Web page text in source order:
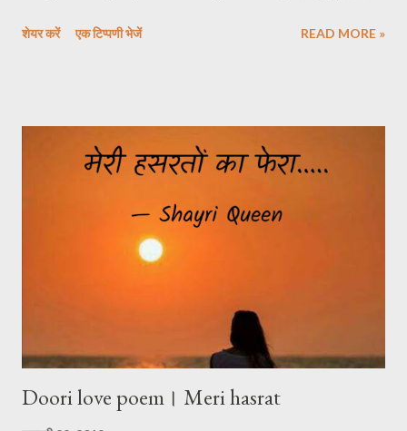
है जब हम उसकी मोहब्बत में, अपनी दुनिया की वो सैर कराती है, जाने क्यों नींद पास
शेयर करें एक टिप्पणी भेजें READ MORE »
Doori love poem। Meri hasrat